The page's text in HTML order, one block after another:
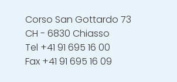
Corso San Gottardo 73
CH - 6830 Chiasso
Tel +41 91 695 16 00
Fax +41 91 695 16 09